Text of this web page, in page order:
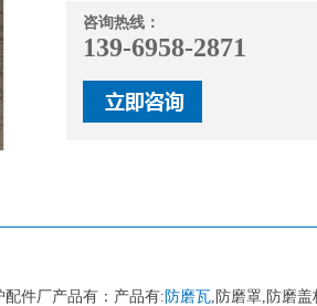
咨询热线：
139-6958-2871
件厂产品有：产品有:防磨瓦,防磨罩,防磨盖